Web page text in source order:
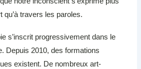
qu’à travers les paroles.
s’inscrit progressivement dans le
Depuis 2010, des formations
existent. De nombreux art-